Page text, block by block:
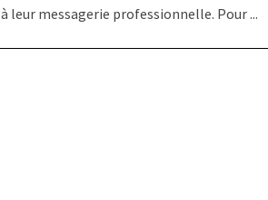
à leur messagerie professionnelle. Pour ...